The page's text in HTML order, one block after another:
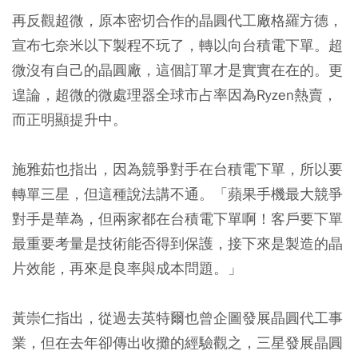
再反觀超微，原本密切合作的晶圓代工廠格羅方德，
宣布七奈米以下製程不玩了，轉以向台積電下單。超
微沒有自己的晶圓廠，這個訂單才是實實在在的。更
遑論，超微的微處理器全球市占率因為Ryzen熱賣，
而正明顯提升中。
施雅茹也指出，因為競爭對手在台積電下單，所以要
轉單三星，但這種說法講不通。「蘋果手機最大競爭
對手是華為，但兩家都在台積電下單啊！客戶要下單
最重要考量是技術能否得到保護，接下來是製造的晶
片效能，再來是良率與成本問題。」
黃崇仁指出，從過去英特爾也曾企圖發展晶圓代工事
業，但在去年卻傳出收攤的經驗觀之，三星發展晶圓